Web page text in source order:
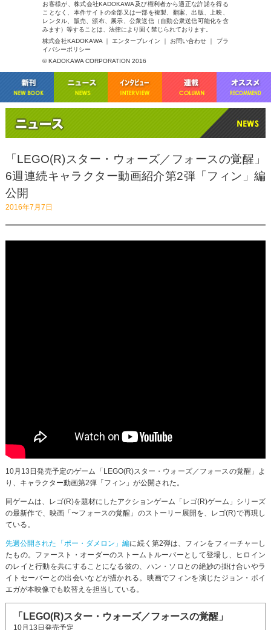
お客様が、株式会社KADOKAWA及び権利者から適正な許諾を得る
ことなく、本件サイトの全部又は一部を複製、翻案、出版、上映、
レンタル、販売、頒布、展示、公衆送信（自動公衆送信可能化を含
みます）等することは、法律により固く禁じられております。
株式会社KADOKAWA ｜ エンターブレイン ｜ お問い合わせ ｜ プラ
イバシーポリシー
© KADOKAWA CORPORATION 2016
「LEGO(R)スター・ウォーズ／フォースの覚醒」
6週連続キャラクター動画紹介第2弾「フィン」編
公開
2016年7月7日
10月13日発売予定のゲーム「LEGO(R)スター・ウォーズ／フォースの覚醒」よ
り、キャラクター動画第2弾「フィン」が公開された。
同ゲームは、レゴ(R)を題材にしたアクションゲーム「レゴ(R)ゲーム」シリーズ
の最新作で、映画「〜フォースの覚醒」のストーリー展開を、レゴ(R)で再現し
ている。
先週公開された「ポー・ダメロン」編に続く第2弾は、フィンをフィーチャーし
たもの。ファースト・オーダーのストームトルーパーとして登場し、ヒロイン
のレイと行動を共にすることになる彼の、ハン・ソロとの絶妙の掛け合いやラ
イトセーバーとの出会いなどが描かれる。映画でフィンを演じたジョン・ボイ
エガが本映像でも吹替えを担当している。
「LEGO(R)スター・ウォーズ／フォースの覚醒」
10月13日発売予定